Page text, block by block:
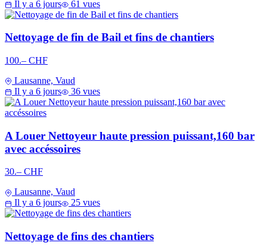
Il y a 6 jours 61 vues
Nettoyage de fin de Bail et fins de chantiers
100.– CHF
Lausanne, Vaud
Il y a 6 jours
36 vues
A Louer Nettoyeur haute pression puissant,160 bar
avec accéssoires
30.– CHF
Lausanne, Vaud
Il y a 6 jours
25 vues
Nettoyage de fins des chantiers